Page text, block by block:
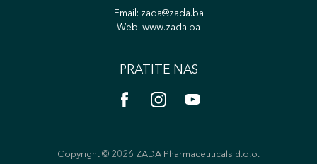
Email: zada@zada.ba
Web: www.zada.ba
PRATITE NAS
Copyright © 2026 ZADA Pharmaceuticals d.o.o.